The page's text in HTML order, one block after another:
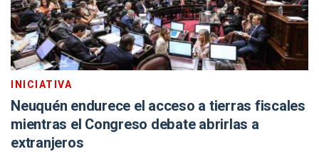
INICIATIVA
Neuquén endurece el acceso a tierras fiscales
mientras el Congreso debate abrirlas a
extranjeros